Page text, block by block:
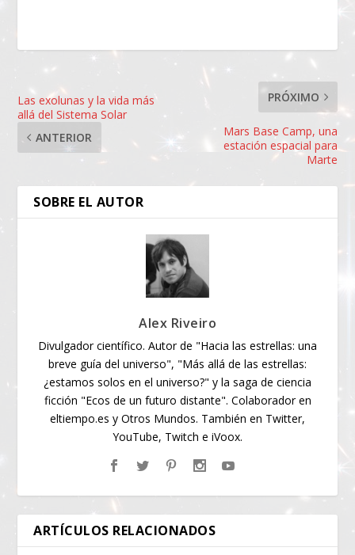
Las exolunas y la vida más
allá del Sistema Solar
ANTERIOR
PRÓXIMO
Mars Base Camp, una
estación espacial para
Marte
SOBRE EL AUTOR
Alex Riveiro
Divulgador científico. Autor de "Hacia las estrellas: una
breve guía del universo", "Más allá de las estrellas:
¿estamos solos en el universo?" y la saga de ciencia
ficción "Ecos de un futuro distante". Colaborador en
eltiempo.es y Otros Mundos. También en Twitter,
YouTube, Twitch e iVoox.
ARTÍCULOS RELACIONADOS